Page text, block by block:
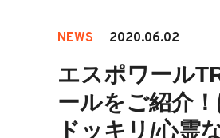
NEWS 2020.06.02
エスポワール
ールをご紹介
ドッキリ/心霊